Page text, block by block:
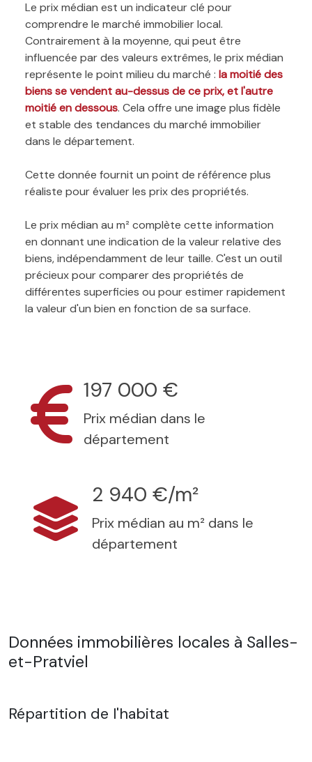
Le prix médian est un indicateur clé pour
comprendre le marché immobilier local.
Contrairement à la moyenne, qui peut être
influencée par des valeurs extrêmes, le prix médian
représente le point milieu du marché : la moitié des
biens se vendent au-dessus de ce prix, et l'autre
moitié en dessous. Cela offre une image plus fidèle
et stable des tendances du marché immobilier
dans le département.
Cette donnée fournit un point de référence plus
réaliste pour évaluer les prix des propriétés.
Le prix médian au m² complète cette information
en donnant une indication de la valeur relative des
biens, indépendamment de leur taille. C'est un outil
précieux pour comparer des propriétés de
différentes superficies ou pour estimer rapidement
la valeur d'un bien en fonction de sa surface.
197 000 €
Prix médian dans le
département
2 940 €/m²
Prix médian au m² dans le
département
Données immobilières locales à Salles-
et-Pratviel
Répartition de l'habitat